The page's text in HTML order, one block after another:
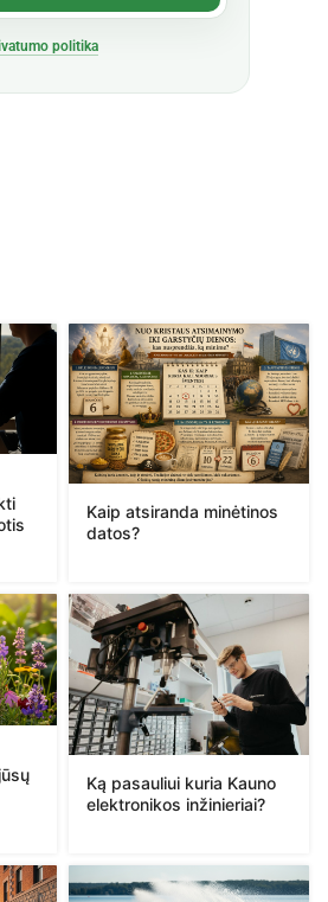
politika
Kaip atsiranda minėtinos
datos?
Ką pasauliui kuria Kauno
elektronikos inžinieriai?